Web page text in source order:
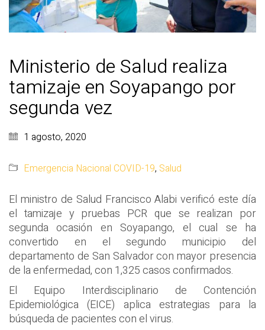
Ministerio de Salud realiza
tamizaje en Soyapango por
segunda vez
1 agosto, 2020
Emergencia Nacional COVID-19, Salud
El ministro de Salud Francisco Alabi verificó este día
el tamizaje y pruebas PCR que se realizan por
segunda ocasión en Soyapango, el cual se ha
convertido en el segundo municipio del
departamento de San Salvador con mayor presencia
de la enfermedad, con 1,325 casos confirmados.
El Equipo Interdisciplinario de Contención
Epidemiológica (EICE) aplica estrategias para la
búsqueda de pacientes con el virus.